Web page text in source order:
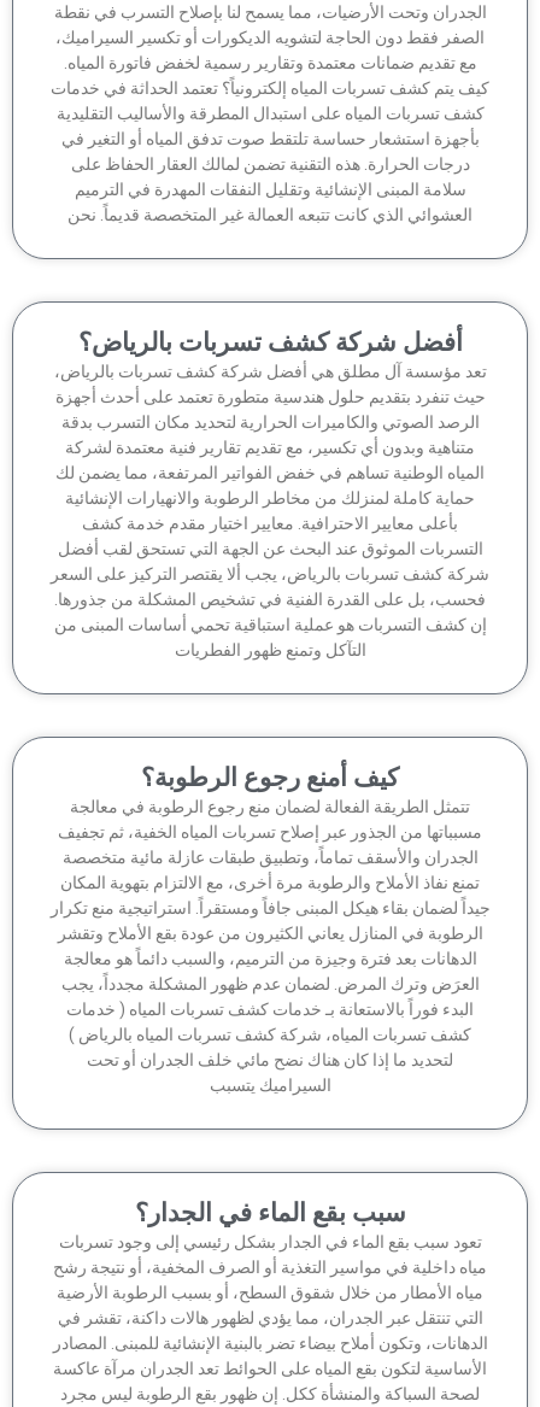
وتحت الأرضيات، مما يسمح لنا بإصلاح التسرب في نقطة
فقط دون الحاجة لتشويه الديكورات أو تكسير السيراميك،
مع تقديم ضمانات معتمدة وتقارير رسمية لخفض فاتورة المياه.
يتم كشف تسربات المياه إلكترونياً؟ تعتمد الحداثة في خدمات
تسربات المياه على استبدال المطرقة والأساليب التقليدية
بأجهزة استشعار حساسة تلتقط صوت تدفق المياه أو التغير في
درجات الحرارة. هذه التقنية تضمن لمالك العقار الحفاظ على
سلامة المبنى الإنشائية وتقليل النفقات المهدرة في الترميم
العشوائي الذي كانت تتبعه العمالة غير المتخصصة قديماً. نحن
أفضل شركة كشف تسربات بالرياض؟
مؤسسة آل مطلق هي أفضل شركة كشف تسربات بالرياض،
تنفرد بتقديم حلول هندسية متطورة تعتمد على أحدث أجهزة
الرصد الصوتي والكاميرات الحرارية لتحديد مكان التسرب بدقة
متناهية وبدون أي تكسير، مع تقديم تقارير فنية معتمدة لشركة
الوطنية تساهم في خفض الفواتير المرتفعة، مما يضمن لك
حماية كاملة لمنزلك من مخاطر الرطوبة والانهيارات الإنشائية
بأعلى معايير الاحترافية. معايير اختيار مقدم خدمة كشف
الموثوق عند البحث عن الجهة التي تستحق لقب أفضل
كشف تسربات بالرياض، يجب ألا يقتصر التركيز على السعر
بل على القدرة الفنية في تشخيص المشكلة من جذورها.
كشف التسربات هو عملية استباقية تحمي أساسات المبنى من
التآكل وتمنع ظهور الفطريات
كيف أمنع رجوع الرطوبة؟
تتمثل الطريقة الفعالة لضمان منع رجوع الرطوبة في معالجة
من الجذور عبر إصلاح تسربات المياه الخفية، ثم تجفيف
الجدران والأسقف تماماً، وتطبيق طبقات عازلة مائية متخصصة
تمنع نفاذ الأملاح والرطوبة مرة أخرى، مع الالتزام بتهوية المكان
لضمان بقاء هيكل المبنى جافاً ومستقراً. استراتيجية منع تكرار
في المنازل يعاني الكثيرون من عودة بقع الأملاح وتقشر
الدهانات بعد فترة وجيزة من الترميم، والسبب دائماً هو معالجة
العرَض وترك المرض. لضمان عدم ظهور المشكلة مجدداً، يجب
البدء فوراً بالاستعانة بـ خدمات كشف تسربات المياه ( خدمات
كشف تسربات المياه، شركة كشف تسربات المياه بالرياض )
لتحديد ما إذا كان هناك نضح مائي خلف الجدران أو تحت
السيراميك يتسبب
سبب بقع الماء في الجدار؟
سبب بقع الماء في الجدار بشكل رئيسي إلى وجود تسربات
داخلية في مواسير التغذية أو الصرف المخفية، أو نتيجة رشح
الأمطار من خلال شقوق السطح، أو بسبب الرطوبة الأرضية
تنتقل عبر الجدران، مما يؤدي لظهور هالات داكنة، تقشر في
وتكون أملاح بيضاء تضر بالبنية الإنشائية للمبنى. المصادر
لتكون بقع المياه على الحوائط تعد الجدران مرآة عاكسة
لصحة السباكة والمنشأة ككل. إن ظهور بقع الرطوبة ليس مجرد